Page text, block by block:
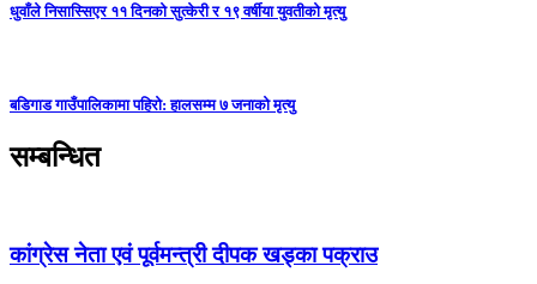
धुवाँले निसास्सिएर ११ दिनको सुत्केरी र १९ वर्षीया युवतीको मृत्यु
बडिगाड गाउँपालिकामा पहिरो: हालसम्म ७ जनाको मृत्यु
सम्बन्धित
कांग्रेस नेता एवं पूर्वमन्त्री दीपक खड्का पक्राउ